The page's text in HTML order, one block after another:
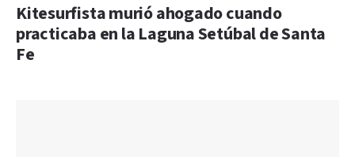
Kitesurfista murió ahogado cuando
practicaba en la Laguna Setúbal de Santa
Fe